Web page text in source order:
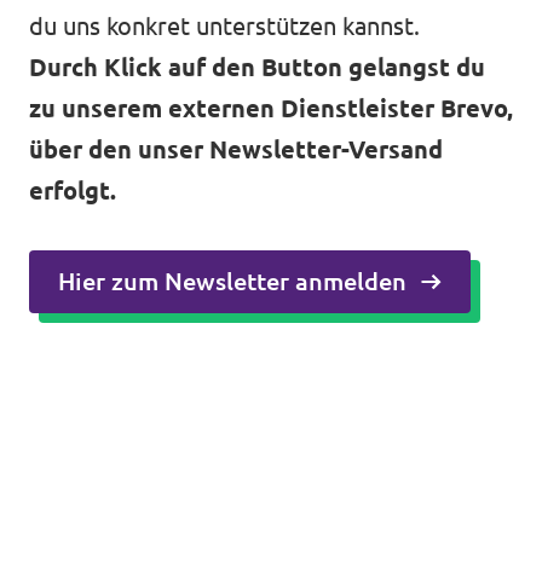
du uns konkret unterstützen kannst.
Durch Klick auf den Button gelangst du
zu unserem externen Dienstleister Brevo,
über den unser Newsletter-Versand
erfolgt.
Hier zum Newsletter anmelden